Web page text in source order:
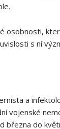
osobnosti,
s ní
a
vojenské
března do